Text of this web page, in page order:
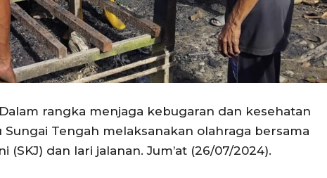
rangka menjaga kebugaran dan kesehatan
Tengah melaksanakan olahraga bersama
(SKJ) dan lari jalanan. Jum’at (26/07/2024).